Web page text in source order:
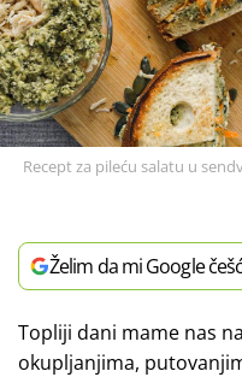
Recept za pileću salatu u
Želim da mi Google
Topliji dani mame nas
okupljanjima,